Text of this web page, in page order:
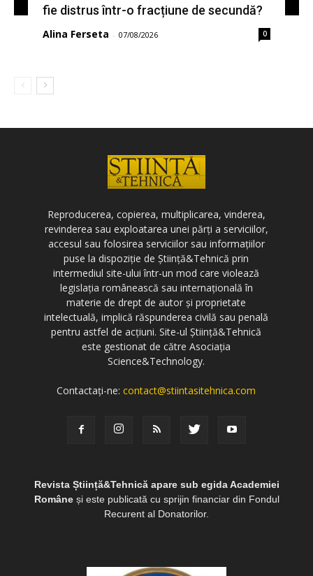
fie distrus într-o fracțiune de secundă?
Alina Ferseta - 07/08/2026 0
Reproducerea, copierea, multiplicarea, vinderea,
revinderea sau exploatarea unei părți a serviciilor,
accesul sau folosirea serviciilor sau informațiilor
puse la dispoziție de Știință&Tehnică prin
intermediul site-ului într-un mod care violează
legislația românească sau internațională în
materie de drept de autor și proprietate
intelectuală, implică răspunderea civilă sau penală
pentru astfel de acțiuni. Site-ul Știință&Tehnică
este gestionat de către Asociația
Science&Technology.
Contactați-ne:contact@stiintasitehnica.com
Revista Știință&Tehnică apare sub egida Academiei
Româneși este publicată cu sprijin financiar din Fondul
Recurent al Donatorilor.